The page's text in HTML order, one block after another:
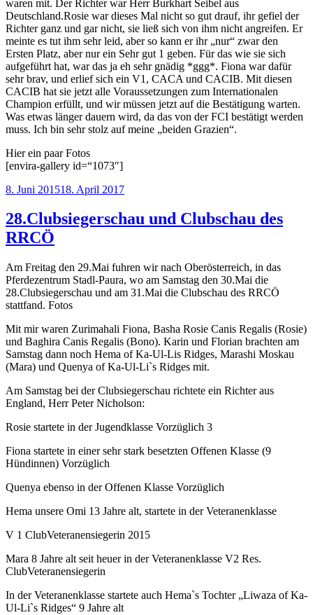
waren mit. Der Richter war Herr Burkhart Seibel aus
Deutschland.Rosie war dieses Mal nicht so gut drauf, ihr gefiel der
Richter ganz und gar nicht, sie ließ sich von ihm nicht angreifen. Er
meinte es tut ihm sehr leid, aber so kann er ihr „nur“ zwar den
Ersten Platz, aber nur ein Sehr gut 1 geben. Für das wie sie sich
aufgeführt hat, war das ja eh sehr gnädig *ggg*. Fiona war dafür
sehr brav, und erlief sich ein V1, CACA und CACIB. Mit diesen
CACIB hat sie jetzt alle Voraussetzungen zum Internationalen
Champion erfüllt, und wir müssen jetzt auf die Bestätigung warten.
Was etwas länger dauern wird, da das von der FCI bestätigt werden
muss. Ich bin sehr stolz auf meine „beiden Grazien“.
Hier ein paar Fotos
[envira-gallery id=“1073″]
Veröffentlicht
8. Juni 201518. April 2017
28.Clubsiegerschau und Clubschau des
RRCÖ
Am Freitag den 29.Mai fuhren wir nach Oberösterreich, in das
Pferdezentrum Stadl-Paura, wo am Samstag den 30.Mai die
28.Clubsiegerschau und am 31.Mai die Clubschau des RRCÖ
stattfand. Fotos
Mit mir waren Zurimahali Fiona, Basha Rosie Canis Regalis (Rosie)
und Baghira Canis Regalis (Bono). Karin und Florian brachten am
Samstag dann noch Hema of Ka-Ul-Lis Ridges, Marashi Moskau
(Mara) und Quenya of Ka-Ul-Li`s Ridges mit.
Am Samstag bei der Clubsiegerschau richtete ein Richter aus
England, Herr Peter Nicholson:
Rosie startete in der Jugendklasse Vorzüglich 3
Fiona startete in einer sehr stark besetzten Offenen Klasse (9
Hündinnen) Vorzüglich
Quenya ebenso in der Offenen Klasse Vorzüglich
Hema unsere Omi 13 Jahre alt, startete in der Veteranenklasse
V 1 ClubVeteranensiegerin 2015
Mara 8 Jahre alt seit heuer in der Veteranenklasse V2 Res.
ClubVeteranensiegerin
In der Veteranenklasse startete auch Hema`s Tochter „Liwaza of Ka-
Ul-Li`s Ridges“ 9 Jahre alt